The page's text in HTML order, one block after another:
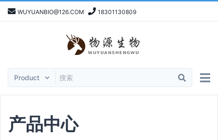
WUYUANBIO@126.COM 18301130809
产品中心